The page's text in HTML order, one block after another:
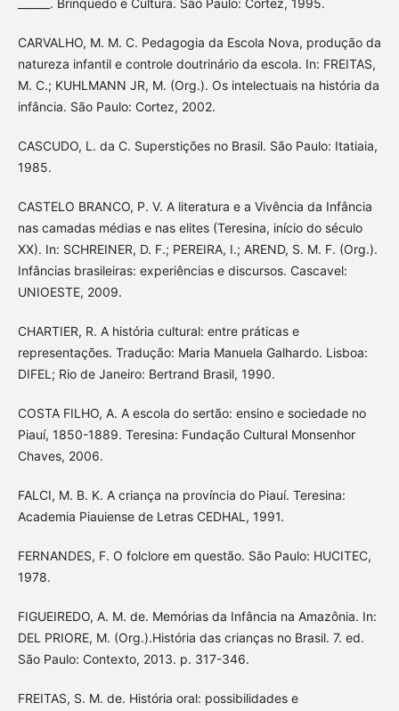
______. Brinquedo e Cultura. São Paulo: Cortez, 1995.
CARVALHO, M. M. C. Pedagogia da Escola Nova, produção da
natureza infantil e controle doutrinário da escola. In: FREITAS,
M. C.; KUHLMANN JR, M. (Org.). Os intelectuais na história da
infância. São Paulo: Cortez, 2002.
CASCUDO, L. da C. Superstições no Brasil. São Paulo: Itatiaia,
1985.
CASTELO BRANCO, P. V. A literatura e a Vivência da Infância
nas camadas médias e nas elites (Teresina, início do século
XX). In: SCHREINER, D. F.; PEREIRA, I.; AREND, S. M. F. (Org.).
Infâncias brasileiras: experiências e discursos. Cascavel:
UNIOESTE, 2009.
CHARTIER, R. A história cultural: entre práticas e
representações. Tradução: Maria Manuela Galhardo. Lisboa:
DIFEL; Rio de Janeiro: Bertrand Brasil, 1990.
COSTA FILHO, A. A escola do sertão: ensino e sociedade no
Piauí, 1850-1889. Teresina: Fundação Cultural Monsenhor
Chaves, 2006.
FALCI, M. B. K. A criança na província do Piauí. Teresina:
Academia Piauiense de Letras CEDHAL, 1991.
FERNANDES, F. O folclore em questão. São Paulo: HUCITEC,
1978.
FIGUEIREDO, A. M. de. Memórias da Infância na Amazônia. In:
DEL PRIORE, M. (Org.).História das crianças no Brasil. 7. ed.
São Paulo: Contexto, 2013. p. 317-346.
FREITAS, S. M. de. História oral: possibilidades e